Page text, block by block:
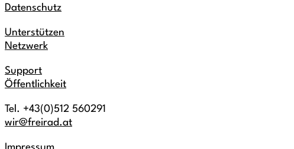
Datenschutz
Unterstützen
Netzwerk
Support
Öffentlichkeit
Tel. +43(0)512 560291
wir@freirad.at